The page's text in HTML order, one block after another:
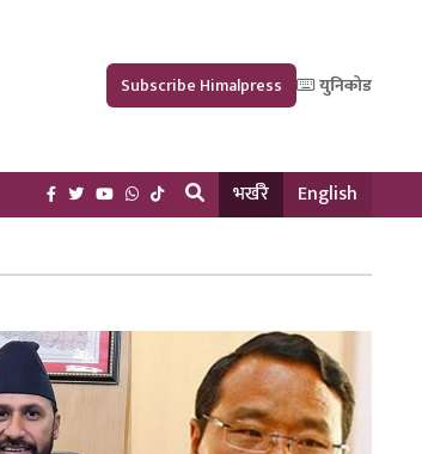
Subscribe Himalpress युनिकोड
भर्खरै English